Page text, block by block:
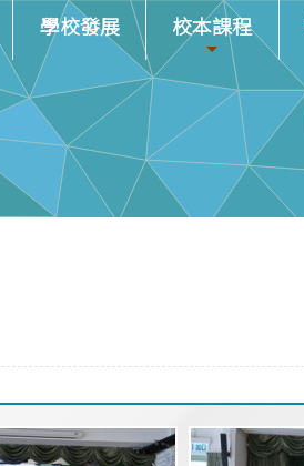
學校發展 校本課程